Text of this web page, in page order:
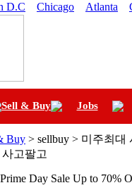
D.C Chicago Atlanta
Sell & Buy Jobs
Buy > sellbuy > 미주최대
고팔고
Day Sale Up to